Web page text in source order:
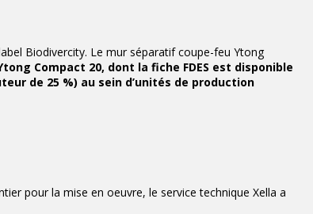
Biodivercity. Le mur séparatif coupe-feu Ytong
Compact 20, dont la fiche FDES est disponible
de 25 %) au sein d’unités de production
pour la mise en oeuvre, le service technique Xella a